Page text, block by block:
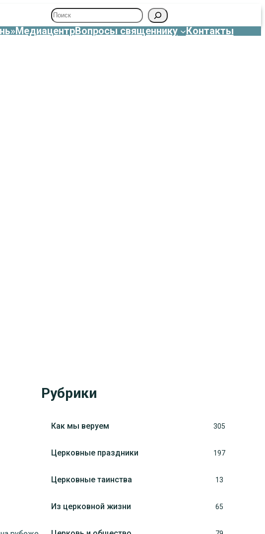
Поиск
МедиацентрВопросы священнику Контакты
Рубрики
Как мы веруем 305
Церковные праздники 197
Церковные таинства 13
Из церковной жизни 65